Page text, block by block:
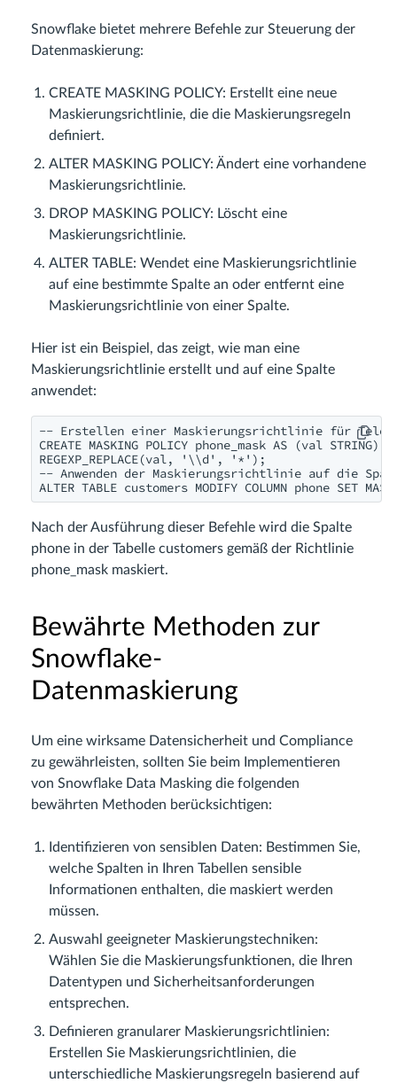
Snowflake bietet mehrere Befehle zur Steuerung der
Datenmaskierung:
CREATE MASKING POLICY: Erstellt eine neue
Maskierungsrichtlinie, die die Maskierungsregeln
definiert.
ALTER MASKING POLICY: Ändert eine vorhandene
Maskierungsrichtlinie.
DROP MASKING POLICY: Löscht eine
Maskierungsrichtlinie.
ALTER TABLE: Wendet eine Maskierungsrichtlinie
auf eine bestimmte Spalte an oder entfernt eine
Maskierungsrichtlinie von einer Spalte.
Hier ist ein Beispiel, das zeigt, wie man eine
Maskierungsrichtlinie erstellt und auf eine Spalte
anwendet:
-- Erstellen einer Maskierungsrichtlinie für
CREATE MASKING POLICY phone_mask AS (val STRING)
REGEXP_REPLACE(val, '\\d', '*');
-- Anwenden der Maskierungsrichtlinie auf die
ALTER TABLE customers MODIFY COLUMN phone SET
Nach der Ausführung dieser Befehle wird die Spalte
phone in der Tabelle customers gemäß der Richtlinie
phone_mask maskiert.
Bewährte Methoden zur
Snowflake-
Datenmaskierung
Um eine wirksame Datensicherheit und Compliance
zu gewährleisten, sollten Sie beim Implementieren
von Snowflake Data Masking die folgenden
bewährten Methoden berücksichtigen:
Identifizieren von sensiblen Daten: Bestimmen Sie,
welche Spalten in Ihren Tabellen sensible
Informationen enthalten, die maskiert werden
müssen.
Auswahl geeigneter Maskierungstechniken:
Wählen Sie die Maskierungsfunktionen, die Ihren
Datentypen und Sicherheitsanforderungen
entsprechen.
Definieren granularer Maskierungsrichtlinien:
Erstellen Sie Maskierungsrichtlinien, die
unterschiedliche Maskierungsregeln basierend auf